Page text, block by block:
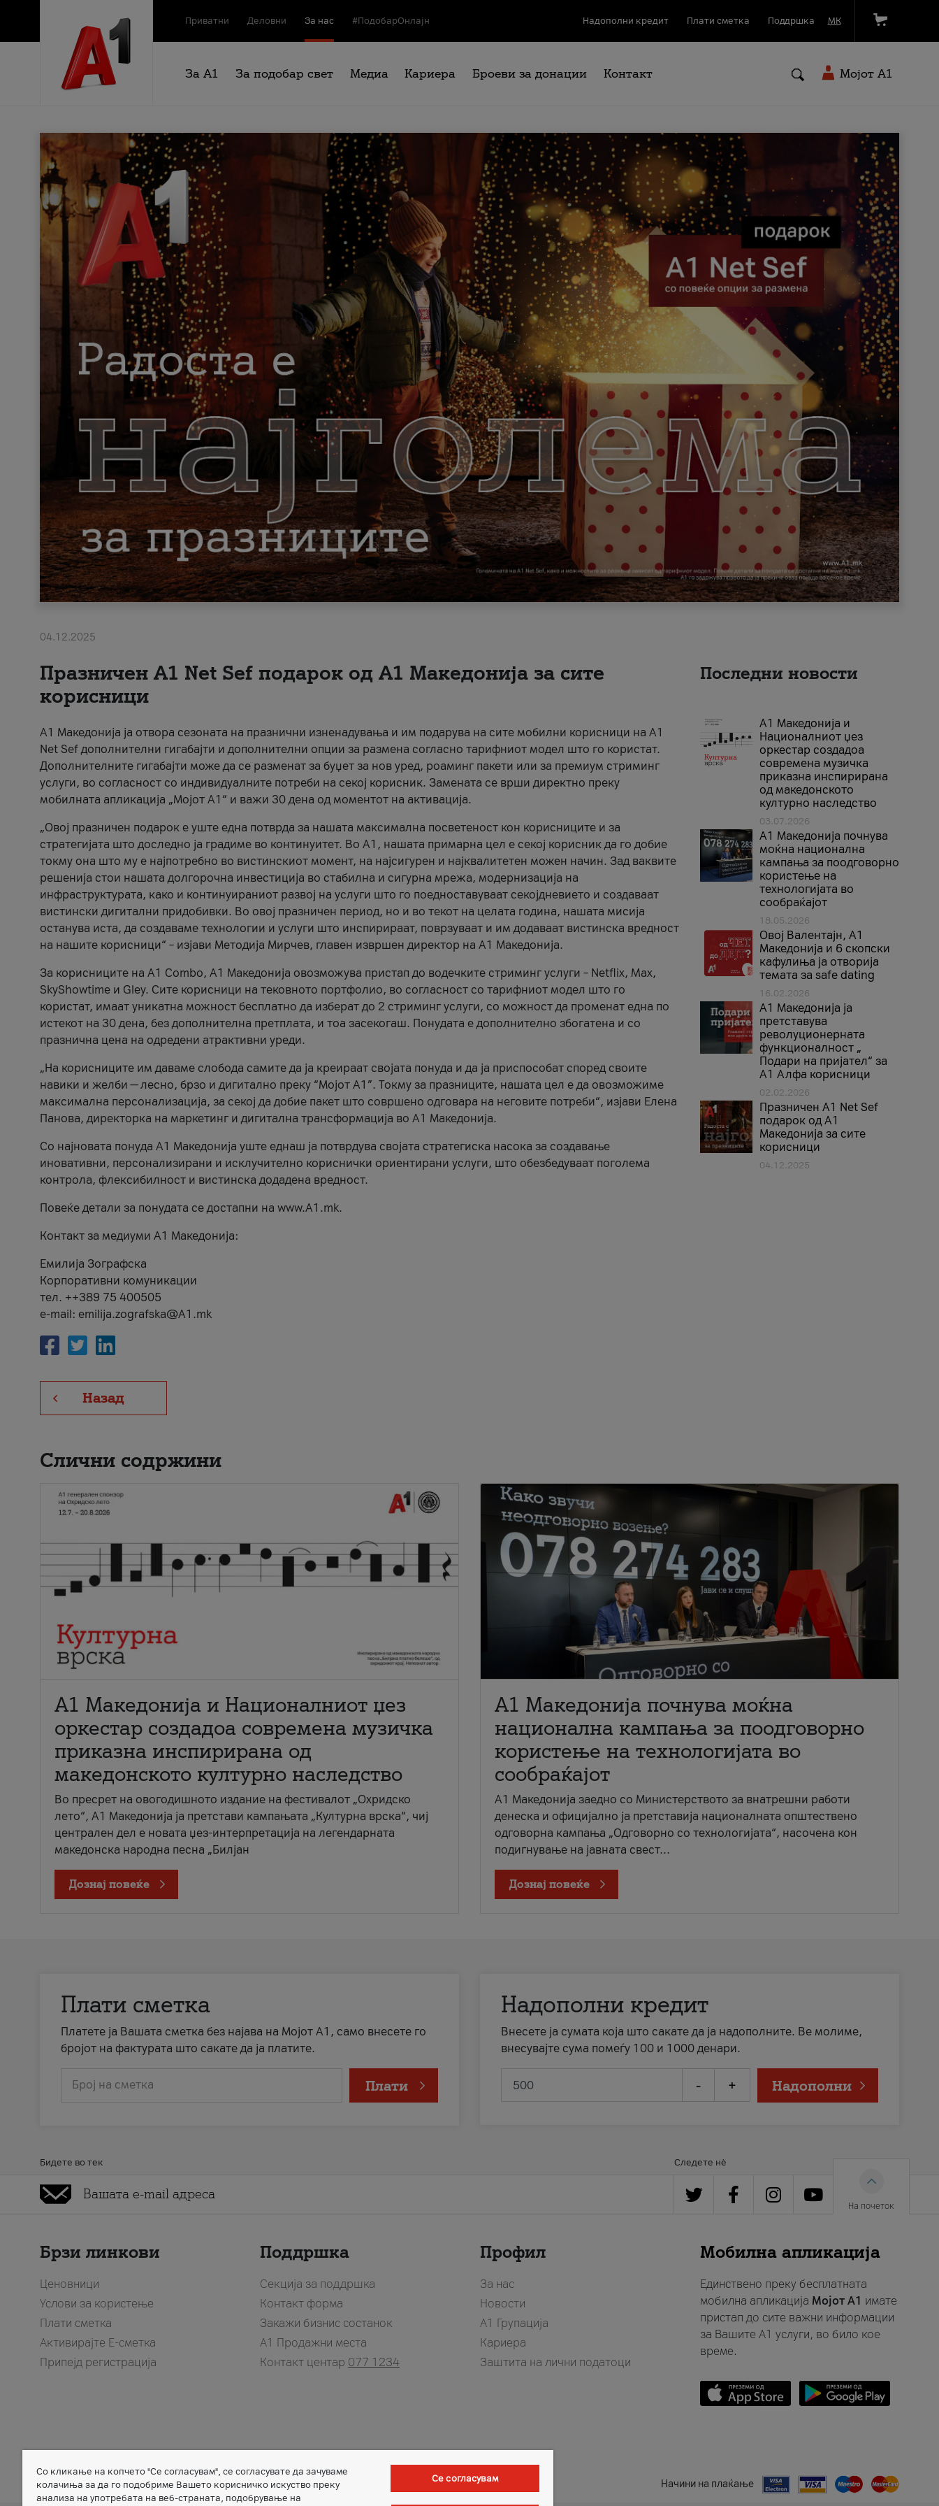
Приватни Деловни За нас #ПодобарОнлајн Надополни кредит Плати сметка Поддршка МК
За А1 За подобар свет Медиа Кариера Броеви за донации Контакт Мојот A1
04.12.2025
Празничен A1 Net Sеf подарок од А1 Македонија за сите
корисници
А1 Македонија ја отвора сезоната на празнични изненадувања и им подарува на сите мобилни корисници на A1
Net Sef дополнителни гигабајти и дополнителни опции за размена согласно тарифниот модел што го користат.
Дополнителните гигабајти може да се разменат за буџет за нов уред, роаминг пакети или за премиум стриминг
услуги, во согласност со индивидуалните потреби на секој корисник. Замената се врши директно преку
мобилната апликација „Мојот А1“ и важи 30 дена од моментот на активација.
„Овој празничен подарок е уште една потврда за нашата максимална посветеност кон корисниците и за
стратегијата што доследно ја градиме во континуитет. Во А1, нашата примарна цел е секој корисник да го добие
токму она што му е најпотребно во вистинскиот момент, на најсигурен и најквалитетен можен начин. Зад ваквите
решенија стои нашата долгорочна инвестиција во стабилна и сигурна мрежа, модернизација на
инфраструктурата, како и континуираниот развој на услуги што го поедноставуваат секојдневието и создаваат
вистински дигитални придобивки. Во овој празничен период, но и во текот на целата година, нашата мисија
останува иста, да создаваме технологии и услуги што инспирираат, поврзуваат и им додаваат вистинска вредност
на нашите корисници“ – изјави Методија Мирчев, главен извршен директор на А1 Македонија.
За корисниците на A1 Combo, А1 Македонија овозможува пристап до водечките стриминг услуги – Netflix, Max,
SkyShowtime и Gley. Сите корисници на тековното портфолио, во согласност со тарифниот модел што го
користат, имаат уникатна можност бесплатно да изберат до 2 стриминг услуги, со можност да променат една по
истекот на 30 дена, без дополнителна претплата, и тоа засекогаш. Понудата е дополнително збогатена и со
празнична цена на одредени атрактивни уреди.
„На корисниците им даваме слобода самите да ја креираат својата понуда и да ја приспособат според своите
навики и желби — лесно, брзо и дигитално преку “Мојот А1”. Токму за празниците, нашата цел е да овозможиме
максимална персонализација, за секој да добие пакет што совршено одговара на неговите потреби“, изјави Елена
Панова, директорка на маркетинг и дигитална трансформација во А1 Македонија.
Со најновата понуда А1 Македонија уште еднаш ја потврдува својата стратегиска насока за создавање
иновативни, персонализирани и исклучително кориснички ориентирани услуги, што обезбедуваат поголема
контрола, флексибилност и вистинска додадена вредност.
Повеќе детали за понудата се достапни на www.А1.mk.
Контакт за медиуми А1 Македонија:
Емилија Зографска
Корпоративни комуникации
тел. ++389 75 400505
e-mail: emilija.zografska@A1.mk
Назад
Последни новости
А1 Македонија и
Националниот џез
оркестар создадоа
современа музичка
приказна инспирирана
од македонското
културно наследство
03.07.2026
A1 Македонија почнува
моќна национална
кампања за поодговорно
користење на
технологијата во
сообраќајот
18.05.2026
Овој Валентајн, A1
Македонија и 6 скопски
кафулиња ја отворија
темата за safe dating
16.02.2026
А1 Македонија ја
претставува
револуционерната
функционалност „
Подари на пријател“ за
А1 Алфа корисници
02.02.2026
Празничен A1 Net Sеf
подарок од А1
Македонија за сите
корисници
04.12.2025
Слични содржини
А1 Македонија и Националниот џез
оркестар создадоа современа музичка
приказна инспирирана од
македонското културно наследство
Во пресрет на овогодишното издание на фестивалот „Охридско
лето“, А1 Македонија ја претстави кампањата „Културна врска“, чиј
централен дел е новата џез-интерпретација на легендарната
македонска народна песна „Билјан
Дознај повеќе
A1 Македонија почнува моќна
национална кампања за поодговорно
користење на технологијата во
сообраќајот
A1 Македонија заедно со Министерството за внатрешни работи
денеска и официјално ја претставија националната општествено
одговорна кампања „Одговорно со технологијата“, насочена кон
подигнување на јавната свест...
Дознај повеќе
Плати сметка
Платете ја Вашата сметка без најава на Мојот А1, само внесете го
бројот на фактурата што сакате да ја платите.
Број на сметка Плати
Надополни кредит
Внесете ја сумата која што сакате да ја надополните. Ве молиме,
внесувајте сума помеѓу 100 и 1000 денари.
- + Надополни
Бидете во тек Следете нè
На почеток
Брзи линкови
Ценовници
Услови за користење
Плати сметка
Активирајте Е-сметка
Припејд регистрација
Поддршка
Секција за поддршка
Контакт форма
Закажи бизнис состанок
A1 Продажни места
Контакт центар 077 1234
Профил
За нас
Новости
А1 Групација
Кариера
Заштита на лични податоци
Мобилна апликација
Единствено преку бесплатната
мобилна апликација Мојот A1 имате
пристап до сите важни информации
за Вашите A1 услуги, во било кое
време.
Member of Начини на плаќање
Со кликање на копчето "Се согласувам", се согласувате да зачуваме
колачиња за да го подобриме Вашето корисничко искуство преку
анализа на употребата на веб-страната, подобрување на
Се согласувам